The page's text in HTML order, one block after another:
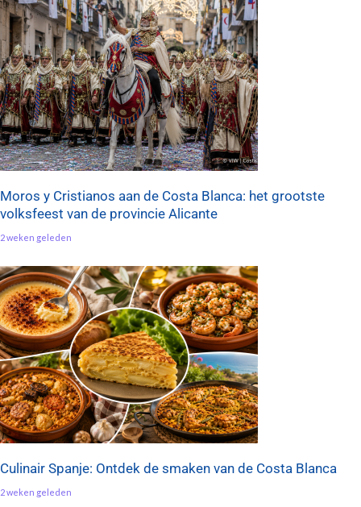
Moros y Cristianos aan de Costa Blanca: het grootste
volksfeest van de provincie Alicante
2 weken geleden
Culinair Spanje: Ontdek de smaken van de Costa Blanca
2 weken geleden